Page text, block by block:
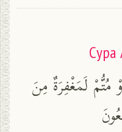
مُتُّمْ لَمَغْفِرَةٌ مِنَ